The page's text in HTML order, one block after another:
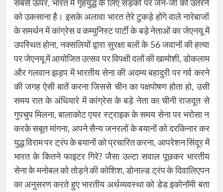
सबसे ऊपर, भारत में गृहयुद्ध के लिए सड़कों पर जेन-जी को उतरने
को उकसाना है। इसके अलावा भारत तेरे टुकड़े होंगे वाले नारेबाजों
के समर्थन में कांग्रेस व कम्युनिस्ट पार्टी के बड़े नेताओं का जेएनयू में
उपस्थित होना, नक्सलियों द्वारा सुरक्षा बलों के 56 जवानों की हत्या
पर जेएनयू में आयोजित उत्सव पर विपक्षी दलों की खामोशी, डोकलाम
और गलवान झड़प में भारतीय सेना की अदम्य बहादुरी पर गर्व करने
की जगह ऐसी बातें करना जिससे चीन का पक्षपोषण होता हो, उसी
समय रात के अंधियारे में कांग्रेस के बड़े नेता का चीनी राजदूत से
गुपचुप मिलना, बालाकोट एयर स्ट्राइक के समय सेना पर भरोसा न
करके सबूत मांगना, अपने सैन्य जनरलों के बयानों को दरकिनार कर
युद्ध विराम पर ट्रंप के बयानों को प्रचारित करना, आपरेशन सिंदूर में
भारत के कितने फाइटर गिरे? जैसा उल्टा सवाल पूछकर भारतीय
सेना के मनोबल को तोड़ने की कोशिश, डोनाल्ड ट्रंप के दिवालिएपन
का अनुसरण करते हुए भारतीय अर्थव्यवस्था को डेड इकोनॉमी बता